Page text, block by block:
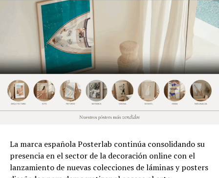
La marca española Posterlab continúa consolidando su
presencia en el sector de la decoración online con el
lanzamiento de nuevas colecciones de láminas y posters